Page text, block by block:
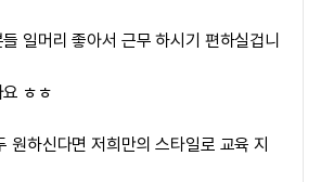
일머리 좋아서 근무 하시기 편하실겁니
ㅎㅎ
원하신다면 저희만의 스타일로 교육 지